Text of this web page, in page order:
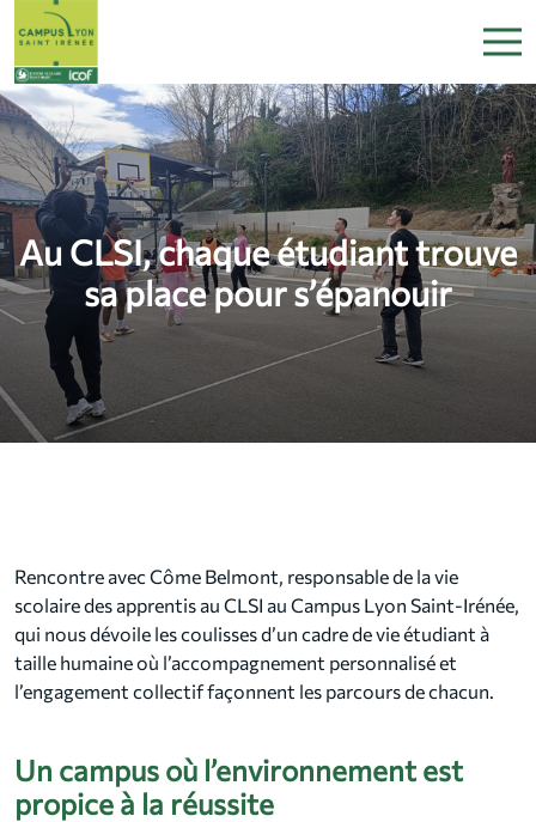
Au CLSI, chaque étudiant trouve
sa place pour s’épanouir
Rencontre avec Côme Belmont, responsable de la vie
scolaire des apprentis au CLSI au Campus Lyon Saint-Irénée,
qui nous dévoile les coulisses d’un cadre de vie étudiant à
taille humaine où l’accompagnement personnalisé et
l’engagement collectif façonnent les parcours de chacun.
Un campus où l’environnement est
propice à la réussite